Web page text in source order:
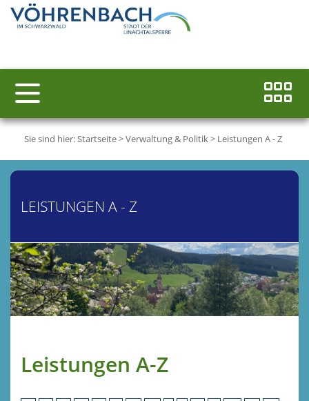
Sie sind hier:Startseite>Verwaltung & Politik> Leistungen A - Z
LEISTUNGEN A - Z
Leistungen A-Z